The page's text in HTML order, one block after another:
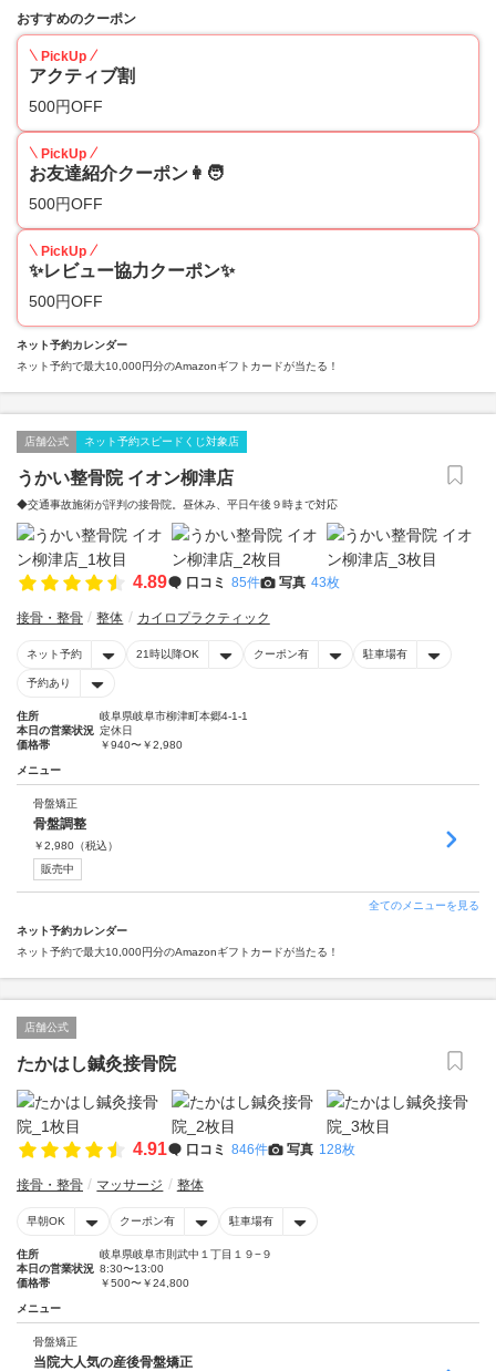
おすすめのクーポン
PickUp
アクティブ割
500円OFF
PickUp
お友達紹介クーポン👩🧑
500円OFF
PickUp
✨レビュー協力クーポン✨
500円OFF
ネット予約カレンダー
ネット予約で最大10,000円分のAmazonギフトカードが当たる！
店舗公式 ネット予約スピードくじ対象店
うかい整骨院 イオン柳津店
◆交通事故施術が評判の接骨院。昼休み、平日午後９時まで対応
4.89 口コミ 85件 写真 43枚
接骨・整骨 整体 カイロプラクティック
ネット予約 21時以降OK クーポン有 駐車場有
予約あり
住所
岐阜県岐阜市柳津町本郷4-1-1
本日の営業状況 定休日
価格帯
￥940〜￥2,980
メニュー
骨盤矯正
骨盤調整
￥2,980 （税込）
販売中
全てのメニューを見る
ネット予約カレンダー
ネット予約で最大10,000円分のAmazonギフトカードが当たる！
店舗公式
たかはし鍼灸接骨院
4.91 口コミ 846件 写真 128枚
接骨・整骨 マッサージ 整体
早朝OK クーポン有 駐車場有
住所
岐阜県岐阜市則武中１丁目１９−９
本日の営業状況 8:30〜13:00
価格帯
￥500〜￥24,800
メニュー
骨盤矯正
当院大人気の産後骨盤矯正